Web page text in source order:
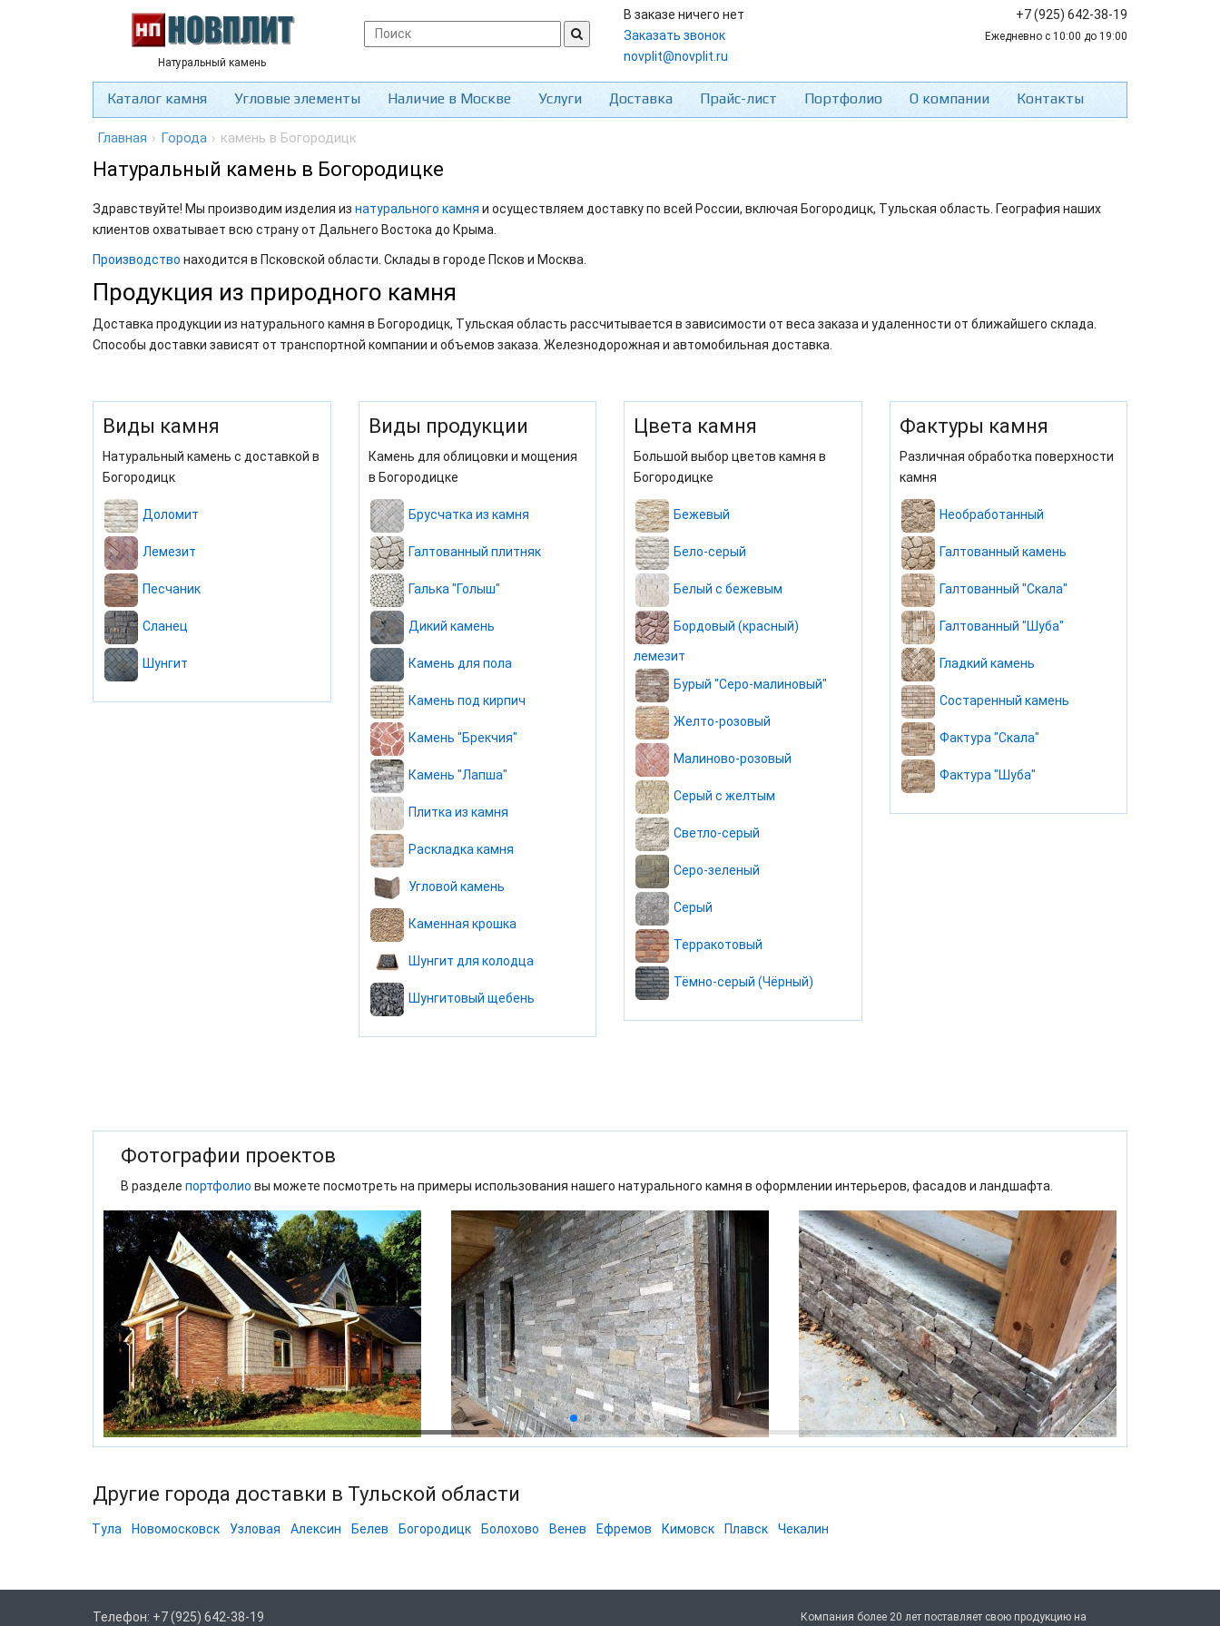
Натуральный камень
В заказе ничего нет
Заказать звонок
novplit@novplit.ru
+7 (925) 642-38-19
Ежедневно с 10:00 до 19:00
Каталог камня Угловые элементы Наличие в Москве Услуги Доставка Прайс-лист Портфолио О компании Контакты
Главная › Города › камень в Богородицк
Натуральный камень в Богородицке
Здравствуйте! Мы производим изделия из натурального камня и осуществляем доставку по всей России, включая Богородицк, Тульская область. География наших
клиентов охватывает всю страну от Дальнего Востока до Крыма.
Производство находится в Псковской области. Склады в городе Псков и Москва.
Продукция из природного камня
Доставка продукции из натурального камня в Богородицк, Тульская область рассчитывается в зависимости от веса заказа и удаленности от ближайшего склада.
Способы доставки зависят от транспортной компании и объемов заказа. Железнодорожная и автомобильная доставка.
Виды камня
Натуральный камень с доставкой в
Богородицк
Доломит
Лемезит
Песчаник
Сланец
Шунгит
Виды продукции
Камень для облицовки и мощения
в Богородицке
Брусчатка из камня
Галтованный плитняк
Галька "Голыш"
Дикий камень
Камень для пола
Камень под кирпич
Камень "Брекчия"
Камень "Лапша"
Плитка из камня
Раскладка камня
Угловой камень
Каменная крошка
Шунгит для колодца
Шунгитовый щебень
Цвета камня
Большой выбор цветов камня в
Богородицке
Бежевый
Бело-серый
Белый с бежевым
Бордовый (красный)
лемезит
Бурый "Серо-малиновый"
Желто-розовый
Малиново-розовый
Серый с желтым
Светло-серый
Серо-зеленый
Серый
Терракотовый
Тёмно-серый (Чёрный)
Фактуры камня
Различная обработка поверхности
камня
Необработанный
Галтованный камень
Галтованный "Скала"
Галтованный "Шуба"
Гладкий камень
Состаренный камень
Фактура "Скала"
Фактура "Шуба"
Фотографии проектов
В разделе портфолио вы можете посмотреть на примеры использования нашего натурального камня в оформлении интерьеров, фасадов и ландшафта.
Другие города доставки в Тульской области
Тула Новомосковск Узловая Алексин Белев Богородицк Болохово Венев Ефремов Кимовск Плавск Чекалин
Телефон: +7 (925) 642-38-19 Компания более 20 лет поставляет свою продукцию на